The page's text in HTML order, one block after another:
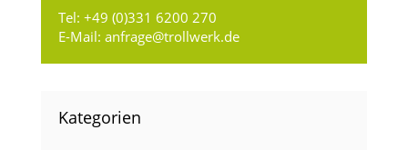
Tel: +49 (0)331 6200 270
E-Mail: anfrage@trollwerk.de
Kategorien